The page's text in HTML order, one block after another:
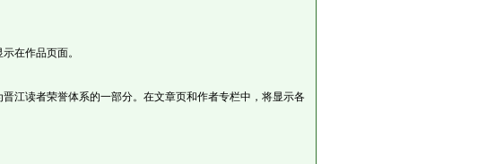
在作品页面。
江读者荣誉体系的一部分。在文章页和作者专栏中，将显示各